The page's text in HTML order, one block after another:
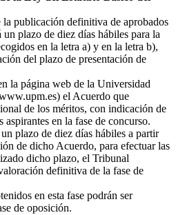
publicación definitiva de aprobados
plazo de diez días hábiles para la
en la letra a) y en la letra b),
del plazo de presentación de
la página web de la Universidad
el Acuerdo que
de los méritos, con indicación de
en la fase de concurso.
plazo de diez días hábiles a partir
de dicho Acuerdo, para efectuar las
dicho plazo, el Tribunal
definitiva de la fase de
en esta fase podrán ser
de oposición.